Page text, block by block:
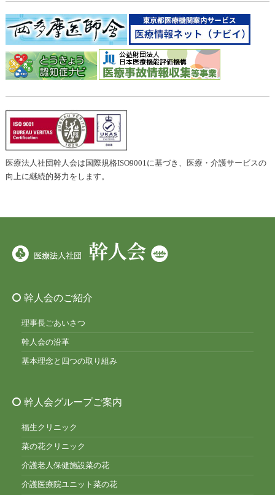
医療法人社団幹人会は国際規格ISO9001に基づき、医療・介護サービスの
向上に継続的努力をします。
幹人会のご紹介
理事長ごあいさつ
幹人会の沿革
基本理念と四つの取り組み
幹人会グループご案内
福生クリニック
菜の花クリニック
介護老人保健施設菜の花
介護医療院ユニット菜の花